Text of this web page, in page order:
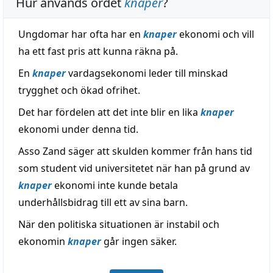
Ungdomar har ofta har en knaperekonomi och vill
ha ett fast pris att kunna räkna på.
En knapervardagsekonomi leder till minskad
trygghet och ökad ofrihet.
Det har fördelen att det inte blir en lika knaper
ekonomi under denna tid.
Asso Zand säger att skulden kommer från hans tid
som student vid universitetet när han på grund av
knaperekonomi inte kunde betala
underhållsbidrag till ett av sina barn.
När den politiska situationen är instabil och
ekonomin knapergår ingen säker.